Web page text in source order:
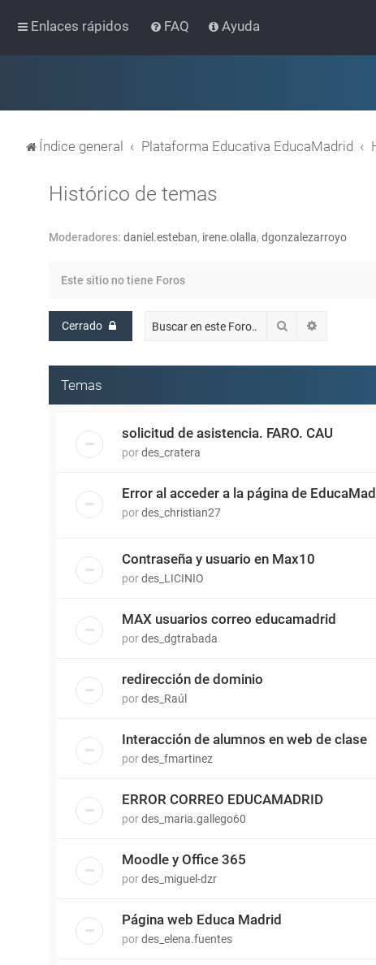
Enlaces rápidos FAQ Ayuda
Índice general Plataforma Educativa EducaMadrid
Histórico de temas
Moderadores: daniel.esteban, irene.olalla, dgonzalezarroyo
Este sitio no tiene Foros
Cerrado Buscar
Temas
solicitud de asistencia. FARO. CAU
pordes_cratera
Error al acceder a la página de
pordes_christian27
Contraseña y usuario en Max10
pordes_LICINIO
MAX usuarios correo educamadrid
pordes_dgtrabada
redirección de dominio
pordes_Raúl
Interacción de alumnos en web de clase
pordes_fmartinez
ERROR CORREO EDUCAMADRID
pordes_maria.gallego60
Moodle y Office 365
pordes_miguel-dzr
Página web Educa Madrid
pordes_elena.fuentes